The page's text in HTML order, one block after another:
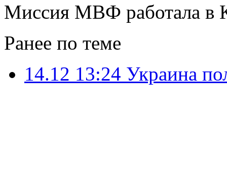
Миссия МВФ работала в
Ранее по теме
14.12 13:24 Украина